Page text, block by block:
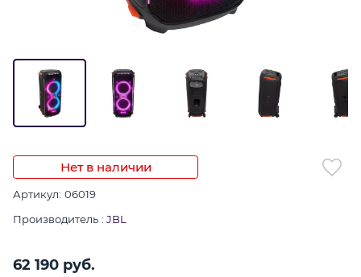
Нет в наличии
Артикул: 06019
Производитель : JBL
62 190 руб.